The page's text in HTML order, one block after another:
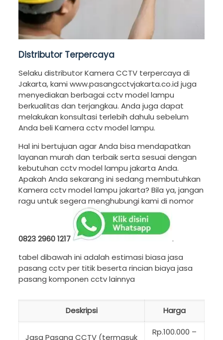
Distributor Terpercaya
Selaku distributor Kamera CCTV terpercaya di
Jakarta, kami www.pasangcctvjakarta.co.id juga
menyediakan berbagai cctv model lampu
berkualitas dan terjangkau. Anda juga dapat
melakukan konsultasi terlebih dahulu sebelum
Anda beli Kamera cctv model lampu.
Hal ini bertujuan agar Anda bisa mendapatkan
layanan murah dan terbaik serta sesuai dengan
kebutuhan cctv model lampu jakarta Anda.
Apakah Anda sekarang ini sedang membutuhkan
Kamera cctv model lampu jakarta? Bila ya, jangan
ragu untuk segera menghubungi kami di nomor
0823 2960 1217
.
tabel dibawah ini adalah estimasi biasa jasa
pasang cctv per titik beserta rincian biaya jasa
pasang komponen cctv lainnya
Deskripsi Harga
Jasa Pasang CCTV (termasuk
Rp.100.000 –